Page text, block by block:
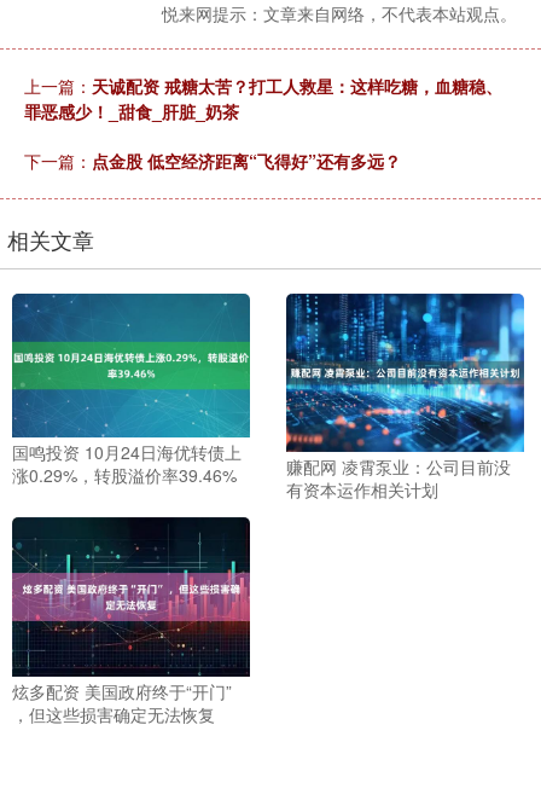
悦来网提示：文章来自网络，不代表本站观点。
上一篇： 天诚配资 戒糖太苦？打工人救星：这样吃糖，血糖稳、
罪恶感少！_甜食_肝脏_奶茶
下一篇： 点金股 低空经济距离“飞得好”还有多远？
相关文章
国鸣投资 10月24日海优转债上
涨0.29%，转股溢价率39.46%
赚配网 凌霄泵业：公司目前没
有资本运作相关计划
炫多配资 美国政府终于“开门”
，但这些损害确定无法恢复